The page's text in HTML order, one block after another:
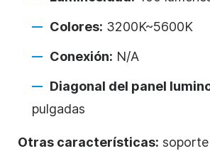
Colores: 3200K~5600K
Conexión: N/A
Diagonal del panel
pulgadas
Otras características: